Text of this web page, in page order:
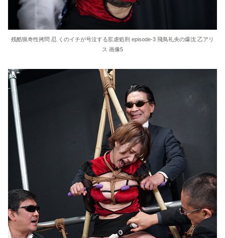
残酷猟奇性拷問 忍 くのイチが号泣する肛虐処刑 episode-3 飛鳥礼央の爆沈 乙アリ
ス 画像5